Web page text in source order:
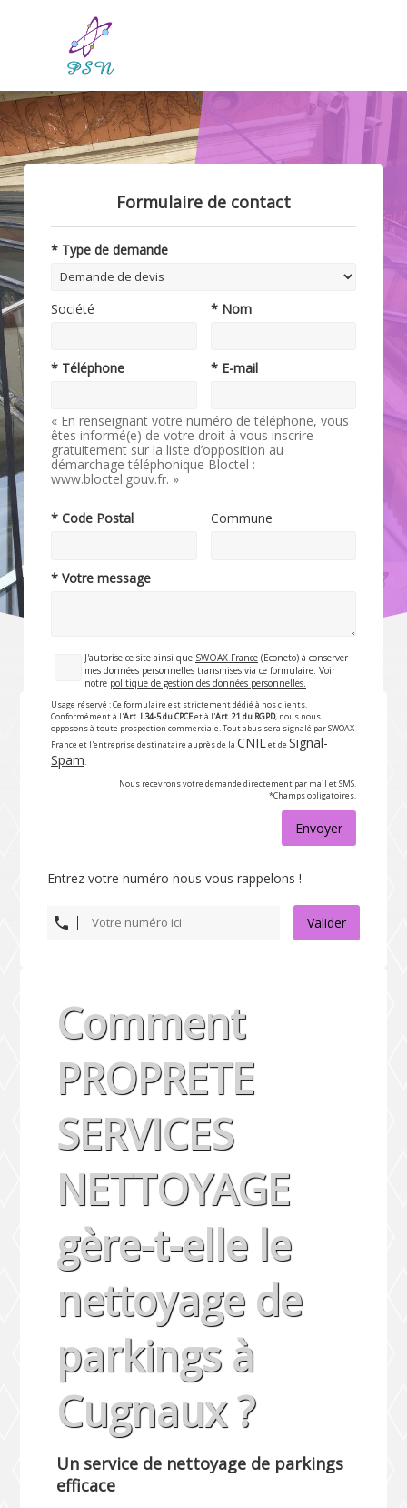
Formulaire de contact
* Type de demande
Société * Nom
* Téléphone * E-mail
« En renseignant votre numéro de téléphone, vous
êtes informé(e) de votre droit à vous inscrire
gratuitement sur la liste d’opposition au
démarchage téléphonique Bloctel :
www.bloctel.gouv.fr. »
* Code Postal Commune
* Votre message
J'autorise ce site ainsi que SWOAX France (Econeto) à conserver
mes données personnelles transmises via ce formulaire. Voir
notre politique de gestion des données personnelles.
Usage réservé : Ce formulaire est strictement dédié à nos clients.
Conformément à l'Art. L34-5 du CPCEet à l'Art. 21 du RGPD, nous nous
opposons à toute prospection commerciale. Tout abus sera signalé par SWOAX
France et l'entreprise destinataire auprès de la CNILet de Signal-
Spam.
Nous recevrons votre demande directement par mail et SMS.
*Champs obligatoires.
Envoyer
Entrez votre numéro nous vous rappelons !
Valider
Comment
PROPRETE
SERVICES
NETTOYAGE
gère-t-elle le
nettoyage de
parkings à
Cugnaux ?
Un service de nettoyage de parkings
efficace